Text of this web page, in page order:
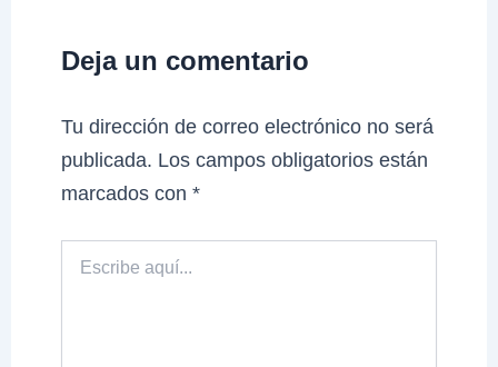
Deja un comentario
Tu dirección de correo electrónico no será
publicada. Los campos obligatorios están
marcados con*
aquí...